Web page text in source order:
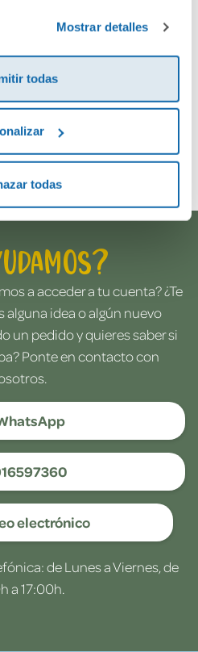
Mostrar detalles
todas
todas
a acceder a tu cuenta? ¿Te
idea o algún nuevo
un pedido y quieres saber si
Ponte en contacto con
electrónico
de Lunes a Viernes, de
a 17:00h.